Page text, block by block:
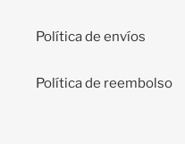
Política de envíos
Política de reembolso